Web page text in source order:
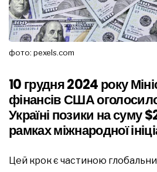
фото: pexels.com
10 грудня 2024 року
фінансів США
Україні позики на суму
рамках міжнародної
Цей крок є частиною